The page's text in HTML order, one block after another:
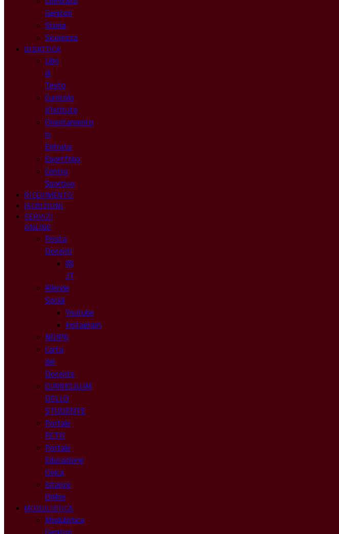
Genitori
Storia
Sicurezza
DIDATTICA
Libri
di
Testo
Curricolo
d’Istituto
Orientamento
in
Entrata
Eportfolio
Centro
Sportivo
RICEVIMENTO
ISCRIZIONI
SERVIZI
ONLINE
Posta
Docenti
@
.IT
Allende
Social
Youtube
Instagram
NOIPA
Carta
del
Docente
CURRICULUM
DELLO
STUDENTE
Portale
PCTO
Portale
Educazione
Civica
Istanze
Online
MODULISTICA
Modulistica